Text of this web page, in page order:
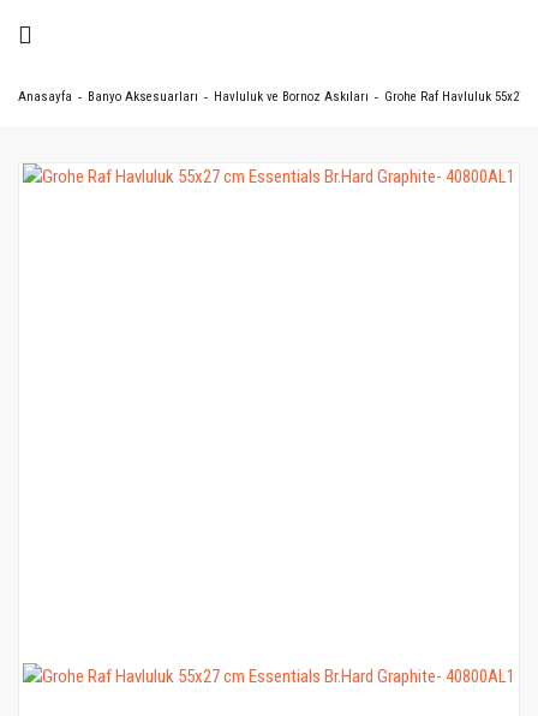
Anasayfa Banyo Aksesuarları Havluluk ve Bornoz Askıları Grohe Raf Havluluk 55x27